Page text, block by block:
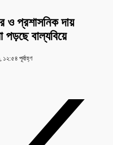
প্রশাসনিক দায়
পড়ছে বাল্যবিয়ে
পূর্বাহ্ণ